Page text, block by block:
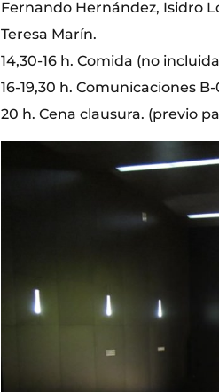
Fernando Hernández, Isidro
Teresa Marín.
14,30-16 h. Comida (no
16-19,30 h. Comunicaciones
20 h. Cena clausura. (previo